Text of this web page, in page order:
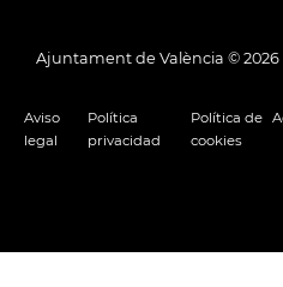
Ajuntament de València © 2026
Aviso
legal
Política
privacidad
Política de
cookies